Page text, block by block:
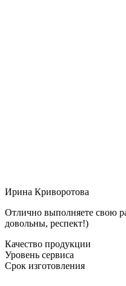
Ирина Криворотова
Отлично выполняете свою
довольны, респект!)
Качество продукции
Уровень сервиса
Срок изготовления